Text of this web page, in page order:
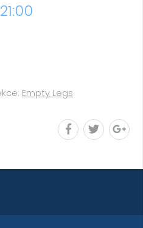
21:00
Empty Legs